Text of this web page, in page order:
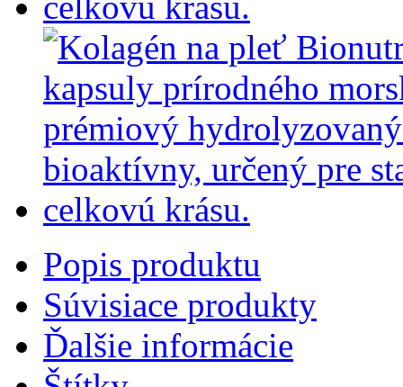
Popis produktu
Súvisiace produkty
Ďalšie informácie